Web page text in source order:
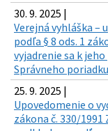
30. 9. 2025 |
Verejná vyhláška –
podľa § 8 ods. 1
vyjadrenie sa k
Správneho
25. 9. 2025 |
Upovedomenie o
zákona č. 330/1991